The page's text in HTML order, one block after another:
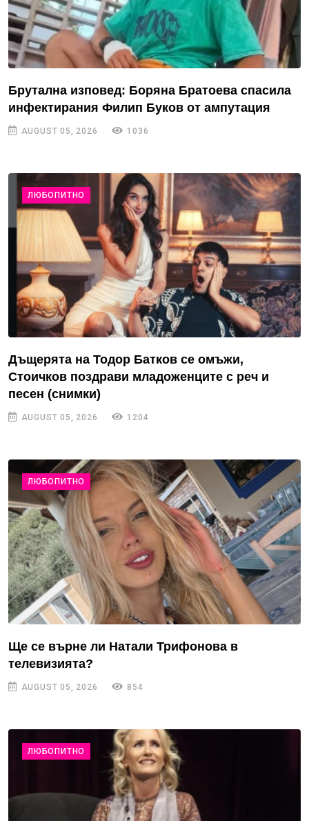
Брутална изповед: Боряна Братоева спасила
инфектирания Филип Буков от ампутация
AUGUST 05, 2026 1036
ЛЮБОПИТНО
Дъщерята на Тодор Батков се омъжи,
Стоичков поздрави младоженците с реч и
песен (снимки)
AUGUST 05, 2026 1204
ЛЮБОПИТНО
Ще се върне ли Натали Трифонова в
телевизията?
AUGUST 05, 2026 854
ЛЮБОПИТНО